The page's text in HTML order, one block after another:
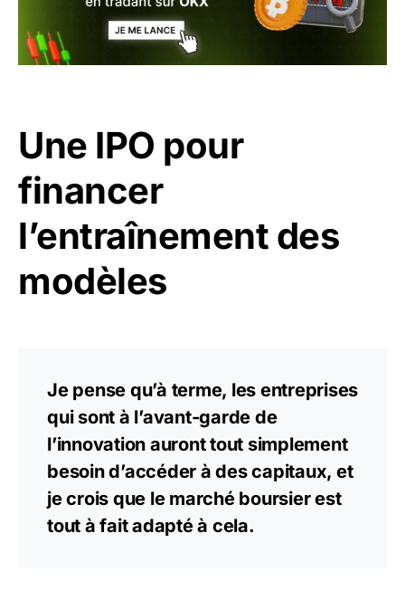
Une IPO pour
financer
l’entraînement des
modèles
Je pense qu’à terme, les entreprises
qui sont à l’avant-garde de
l’innovation auront tout simplement
besoin d’accéder à des capitaux, et
je crois que le marché boursier est
tout à fait adapté à cela.